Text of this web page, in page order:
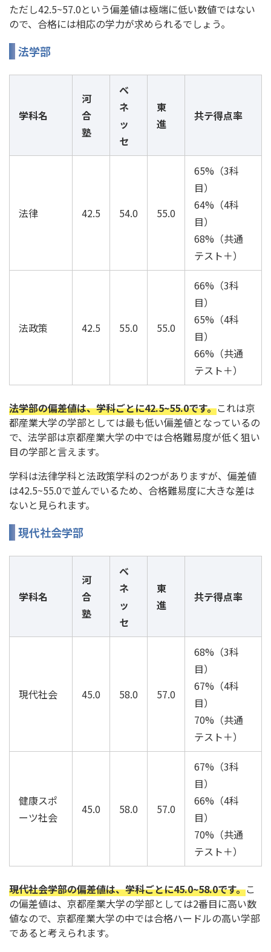
ただし42.5~57.0という偏差値は極端に低い数値ではない
ので、合格には相応の学力が求められるでしょう。
法学部
学科名
河
合
塾
ベ
ネ
ッ
セ
東
進
共テ得点率
法律 42.5 54.0 55.0
65%（3科
目）
64%（4科
目）
68%（共通
テスト＋）
法政策 42.5 55.0 55.0
66%（3科
目）
65%（4科
目）
66%（共通
テスト＋）
法学部の偏差値は、学科ごとに42.5~55.0です。これは京
都産業大学の学部としては最も低い偏差値となっているの
で、法学部は京都産業大学の中では合格難易度が低く狙い
目の学部と言えます。
学科は法律学科と法政策学科の2つがありますが、偏差値
は42.5~55.0で並んでいるため、合格難易度に大きな差は
ないと見られます。
現代社会学部
学科名
河
合
塾
ベ
ネ
ッ
セ
東
進
共テ得点率
現代社会 45.0 58.0 57.0
68%（3科
目）
67%（4科
目）
70%（共通
テスト＋）
健康スポ
ーツ社会
45.0 58.0 57.0
67%（3科
目）
66%（4科
目）
70%（共通
テスト＋）
現代社会学部の偏差値は、学科ごとに45.0~58.0です。こ
の偏差値は、京都産業大学の学部としては2番目に高い数
値なので、京都産業大学の中では合格ハードルの高い学部
であると考えられます。